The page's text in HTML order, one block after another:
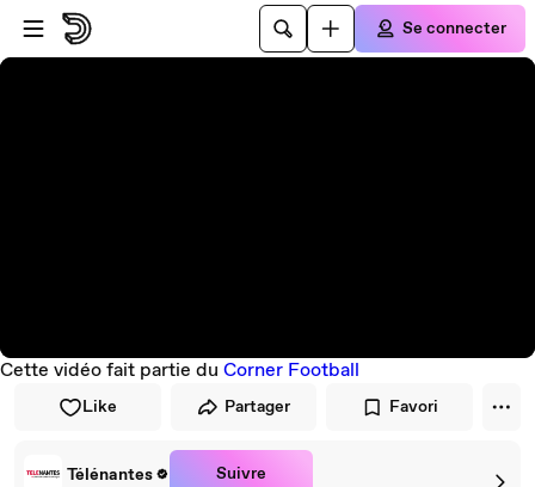
Passer au player
Passer au contenu principal
Se connecter
Cette vidéo fait partie du Corner Football
Like Partager Favori
Télénantes Suivre